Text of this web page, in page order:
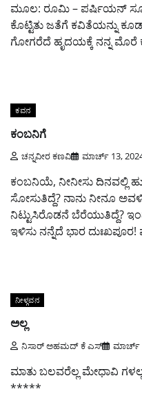
ಮೂಲ: ರೂಮಿ – ಪರ್ಷಿಯನ್
ಕೊಟ್ಟಿತು ಜತೆಗೆ ಕವಿತೆಯನ್ನು
ಗೋಗರೆದೆ ಹೃದಯಕ್ಕೆ ನನ್ನ ಮೊರೆ
ಕವನ
ಕಂಬನಿಗೆ
ಚನ್ನವೀರ ಕಣವಿ ಮಾರ್ಚ್ 13,
ಕಂಬನಿಯೆ, ನೀನೀಸು ದಿನವಲ್ಲಿ
ಸೋಸುತಿದ್ದೆ? ನಾನು ನೀನೂ
ನಿಟ್ಟುಸಿರೊಡನೆ ಬೆರೆಯುತಿದ್ದೆ?
ಇಳಿಸು ನನ್ನೆದೆ ಭಾರ
ನೀಳ್ಗವನ
ಅಲ್ಲ
ನಿಸಾರ್ ಅಹಮದ್ ಕೆ ಎಸ್ ಮಾರ್ಚ್
ಮಾತು ಬಲವರೆಲ್ಲ ಮೇಧಾವಿ
*****